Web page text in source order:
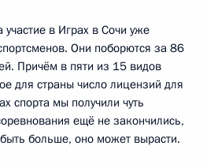
в Играх в Сочи уже
Они поборются за 86
Причём в пяти из 15 видов
для страны число лицензий для
спорта мы получили чуть
ещё не закончились,
больше, оно может вырасти.